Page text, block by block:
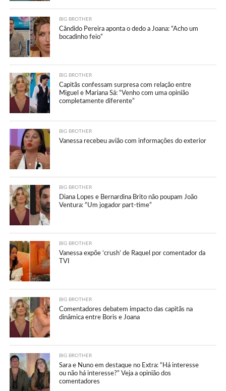
BIG BROTHER
Cândido Pereira aponta o dedo a Joana: “Acho um
bocadinho feio”
BIG BROTHER
Capitãs confessam surpresa com relação entre
Miguel e Mariana Sá: “Venho com uma opinião
completamente diferente”
BIG BROTHER
Vanessa recebeu avião com informações do exterior
BIG BROTHER
Diana Lopes e Bernardina Brito não poupam João
Ventura: “Um jogador part-time”
BIG BROTHER
Vanessa expõe ‘crush’ de Raquel por comentador da
TVI
BIG BROTHER
Comentadores debatem impacto das capitãs na
dinâmica entre Boris e Joana
BIG BROTHER
Sara e Nuno em destaque no Extra: “Há interesse
ou não há interesse?” Veja a opinião dos
comentadores